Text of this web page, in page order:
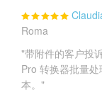
Roma
"带附件的客户投
Pro 转换器批量
本。"